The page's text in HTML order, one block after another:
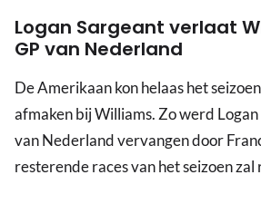
Logan Sargeant verlaat
GP van Nederland
De Amerikaan kon helaas het
afmaken bij Williams. Zo werd Logan
van Nederland vervangen door
resterende races van het seizoen zal